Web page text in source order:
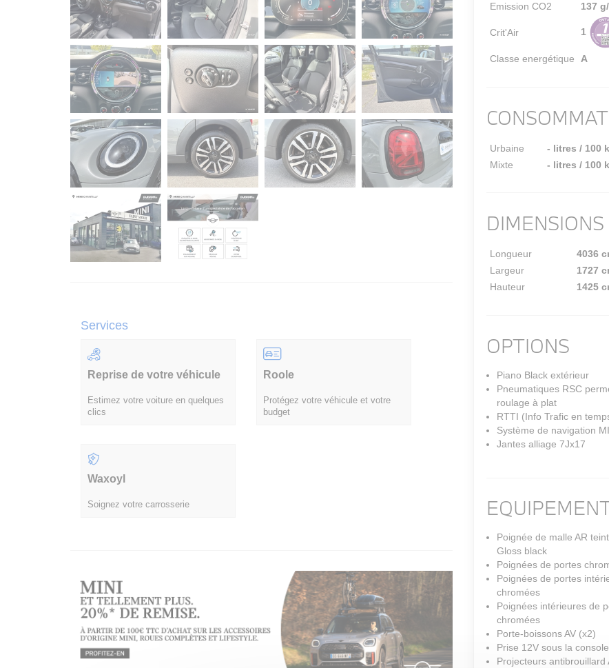
Services
Reprise de votre véhicule
Estimez votre voiture en quelques
clics
Roole
Protégez votre véhicule et votre
budget
Waxoyl
Soignez votre carrosserie
Emission CO2
137
Crit'Air 1
Classe energétique A
Urbaine
- litres / 100
Mixte
- litres / 100
DIMENSIONS
Longueur
4036
Largeur
1727
Hauteur
1425
OPTIONS
Piano Black extérieur
Pneumatiques RSC
roulage à plat
RTTI (Info Trafic en
Système de navigation
Jantes alliage 7Jx17
Poignée de malle AR
Gloss black
Poignées de portes
Poignées de portes
chromées
Poignées intérieures de
chromées
Porte-boissons AV (x2)
Prise 12V sous la
Projecteurs antibrouillard